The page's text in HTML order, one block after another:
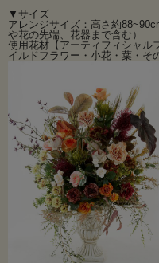
デザイナーが心を込めて丁寧にお
ン。
裏側はもちろん360度どの角度から
上品さと華やかさを兼ね備えたデ
とても素敵です。
ほかに類を見ない個性的で唯一無
のです。
美しく洗練された作品はデザイン
質のもとに生まれたものです。
この「ローズガーデンシリーズ」
「薔薇」をモチーフに
同市にある「ローズガーデン」に
綾瀬市のローズガーデンは複数の
に薔薇の魅力をご堪能いただける素
当店の「ローズガーデンシリーズ
ご自宅でも感じてお楽しみいただ
▼サイズ
アレンジサイズ：高さ約
や花の先端、花器まで含む）
使用花材【アーティフィシャル
イルドフラワー・小花・葉・そ